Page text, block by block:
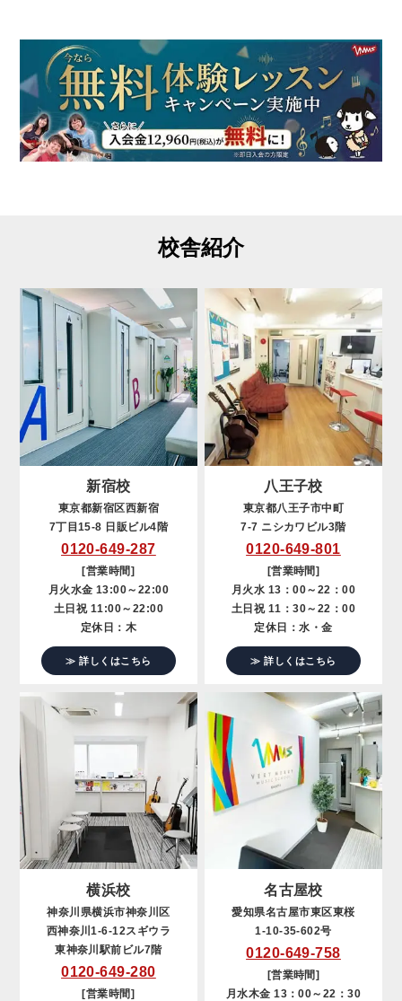
校舎紹介
新宿校
東京都新宿区西新宿
7丁目15-8 日販ビル4階
0120-649-287
[営業時間]
月火水金 13:00～22:00
土日祝 11:00～22:00
定休日：木
≫ 詳しくはこちら
八王子校
東京都八王子市中町
7-7 ニシカワビル3階
0120-649-801
[営業時間]
月火水 13：00～22：00
土日祝 11：30～22：00
定休日：水・金
≫ 詳しくはこちら
横浜校
神奈川県横浜市神奈川区
西神奈川1-6-12スギウラ
東神奈川駅前ビル7階
0120-649-280
[営業時間]
名古屋校
愛知県名古屋市東区東桜
1-10-35-602号
0120-649-758
[営業時間]
月水木金 13：00～22：30